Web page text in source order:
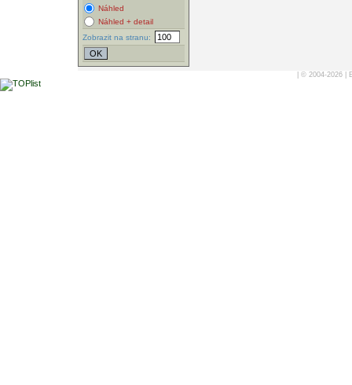
Náhled
Náhled + detail
Zobrazit na stranu:
| © 2004-2026 |